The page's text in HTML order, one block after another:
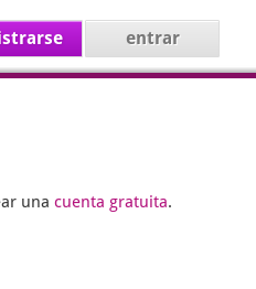
entrar
una cuenta gratuita.